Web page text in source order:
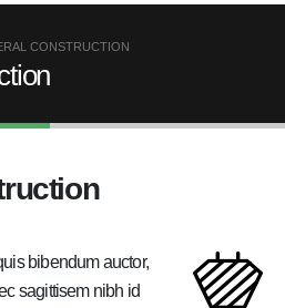
CONSTRUCTION
bibendum auctor,
sagittisem nibh id